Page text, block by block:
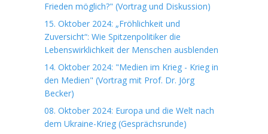
Frieden möglich?" (Vortrag und Diskussion)
15. Oktober 2024: „Fröhlichkeit und
Zuversicht“: Wie Spitzenpolitiker die
Lebenswirklichkeit der Menschen ausblenden
14. Oktober 2024: "Medien im Krieg - Krieg in
den Medien" (Vortrag mit Prof. Dr. Jörg
Becker)
08. Oktober 2024: Europa und die Welt nach
dem Ukraine-Krieg (Gesprächsrunde)